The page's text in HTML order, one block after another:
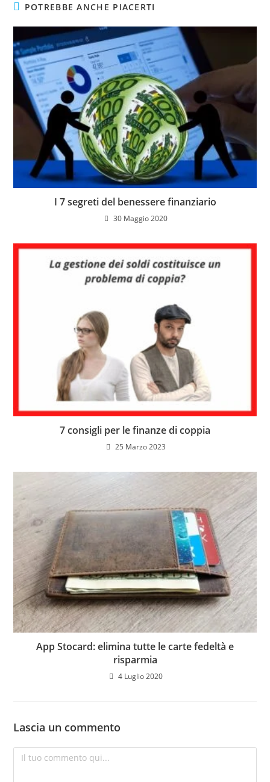
POTREBBE ANCHE PIACERTI
I 7 segreti del benessere finanziario
30 Maggio 2020
7 consigli per le finanze di coppia
25 Marzo 2023
App Stocard: elimina tutte le carte fedeltà e
risparmia
4 Luglio 2020
Lascia un commento